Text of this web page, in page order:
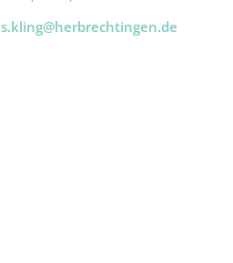
s.kling@herbrechtingen.de